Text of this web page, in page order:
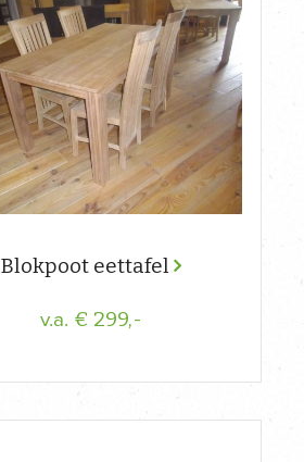
Blokpoot eettafel
v.a. € 299,-